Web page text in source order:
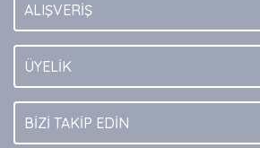
ALIŞVERİŞ
ÜYELİK
BİZİ TAKİP EDİN